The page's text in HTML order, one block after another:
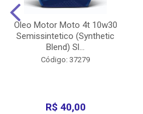
Oleo Motor Moto 4t 10w30
Semissintetico (Synthetic
Blend) Sl...
Código: 37279
R$ 40,00